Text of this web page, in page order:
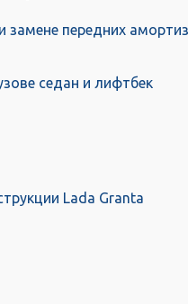
замене передних
седан и лифтбек
Lada Granta